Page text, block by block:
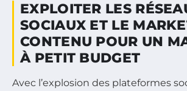
EXPLOITER LES
SOCIAUX ET LE
CONTENU POUR UN
À PETIT BUDGET
Avec l’explosion des plateformes